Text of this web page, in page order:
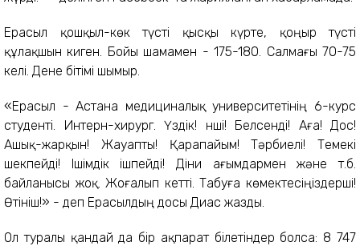
Ерасыл қошқыл-көк түсті қысқы күрте, қоңыр түсті
құлақшын киген. Бойы шамамен - 175-180. Салмағы 70-75
келі. Дене бітімі шымыр.
«Ерасыл - Астана медициналық университетінің 6-курс
студенті. Интерн-хирург. Үздік! Әнші! Белсенді! Аға! Дос!
Ашық-жарқын! Жауапты! Қарапайым! Тәрбиелі! Темекі
шекпейді! Ішімдік ішпейді! Діни ағымдармен және т.б.
байланысы жоқ. Жоғалып кетті. Табуға көмектесіңіздерші!
Өтініш!» - деп Ерасылдың досы Диас жазды.
Ол туралы қандай да бір ақпарат білетіндер болса: 8 747